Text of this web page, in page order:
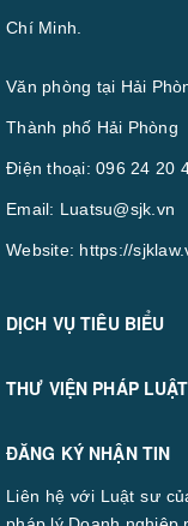
Chí Minh.
Văn phòng tại Hải
Thành phố Hải Phòng
Điện thoại: 096 24 20
Email: Luatsu@sjk.vn
Website: https://
DỊCH VỤ TIÊU BIỂU
THƯ VIỆN PHÁP LUẬT
ĐĂNG KÝ NHẬN TIN
Liên hệ với Luật sư